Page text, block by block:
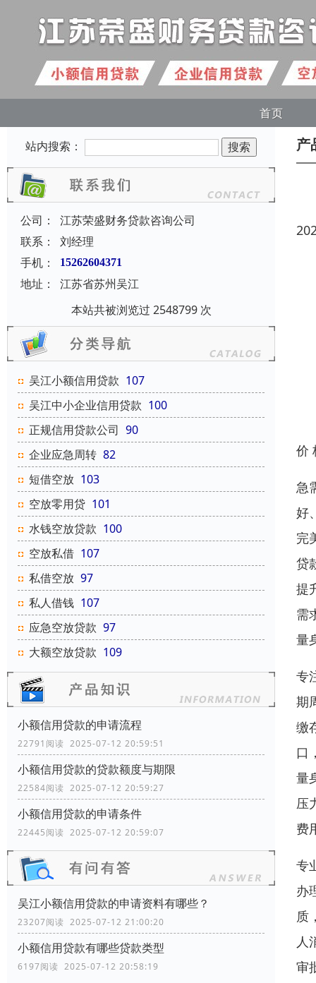
首页
站内搜索：
公司：
江苏荣盛财务贷款咨询公司
联系：
刘经理
手机：
15262604371
地址：
江苏省苏州吴江
本站共被浏览过 2548799 次
吴江小额信用贷款 107
吴江中小企业信用贷款 100
正规信用贷款公司 90
企业应急周转 82
短借空放 103
空放零用贷 101
水钱空放贷款 100
空放私借 107
私借空放 97
私人借钱 107
应急空放贷款 97
大额空放贷款 109
小额信用贷款的申请流程
22791阅读 2025-07-12 20:59:51
小额信用贷款的贷款额度与期限
22584阅读 2025-07-12 20:59:27
小额信用贷款的申请条件
22445阅读 2025-07-12 20:59:07
吴江小额信用贷款的申请资料有哪些？
23207阅读 2025-07-12 21:00:20
小额信用贷款有哪些贷款类型
6197阅读 2025-07-12 20:58:19
产
价
急
好
完
贷
提
需
量
专
期
缴
口
量
压
费
专
办
质
人
审